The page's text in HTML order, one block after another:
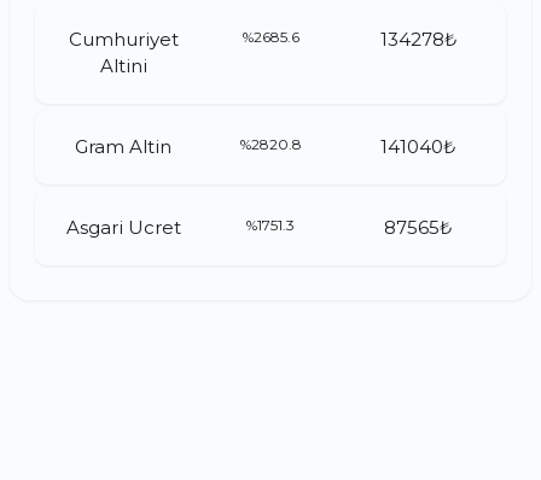
Cumhuriyet
Altini
%2685.6 134278₺
Gram Altin %2820.8 141040₺
Asgari Ucret %1751.3 87565₺